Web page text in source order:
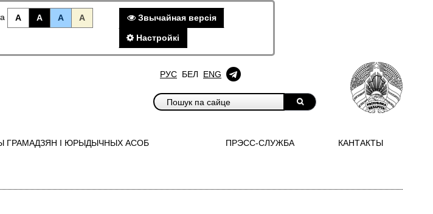
A A A A Звычайная версiя
Настройкi
РУС БЕЛ ENG
ГРАМАДЗЯН I ЮРЫДЫЧНЫХ АСОБ ПРЭСС-СЛУЖБА КАНТАКТЫ